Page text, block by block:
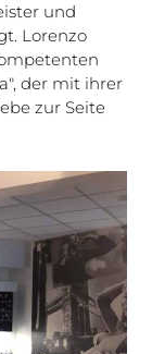
und
Lorenzo
der mit ihrer
zur Seite